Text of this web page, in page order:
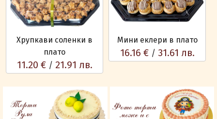
Хрупкави соленки в
плато
11.20 € / 21.91 лв.
Мини еклери в плато
16.16 € / 31.61 лв.